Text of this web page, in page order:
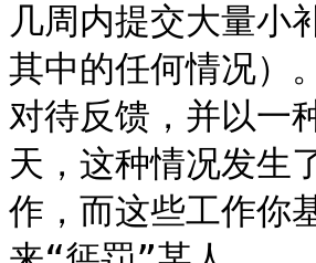
几周内提交大量小
其中的任何情况）
对待反馈，并以一
天，这种情况发生
作，而这些工作你